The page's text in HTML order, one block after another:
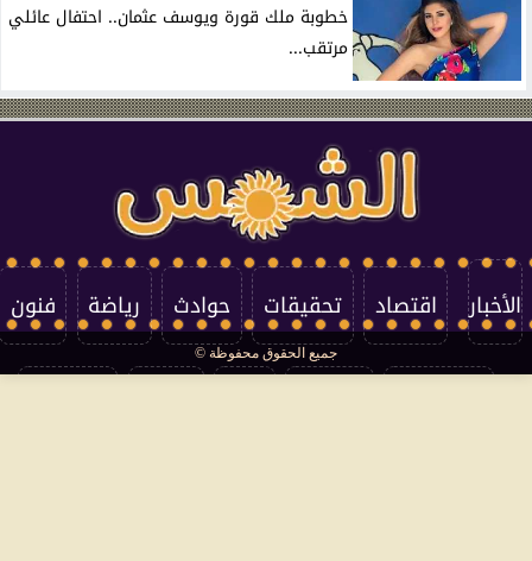
خطوبة ملك قورة ويوسف عثمان.. احتفال عائلي
مرتقب...
الأخبار اقتصاد تحقيقات حوادث رياضة فنون
جميع الحقوق محفوظة ©